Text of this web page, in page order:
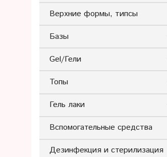
Верхние формы, типсы
Базы
Gel/Гели
Топы
Гель лаки
Вспомогательные средства
Дезинфекция и стерилизация